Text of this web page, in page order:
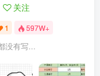
关注
1 597W+
没有写...